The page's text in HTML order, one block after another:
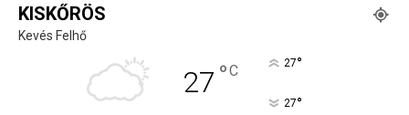
KISKŐRÖS
Kevés Felhő
27 °C 27°
27°